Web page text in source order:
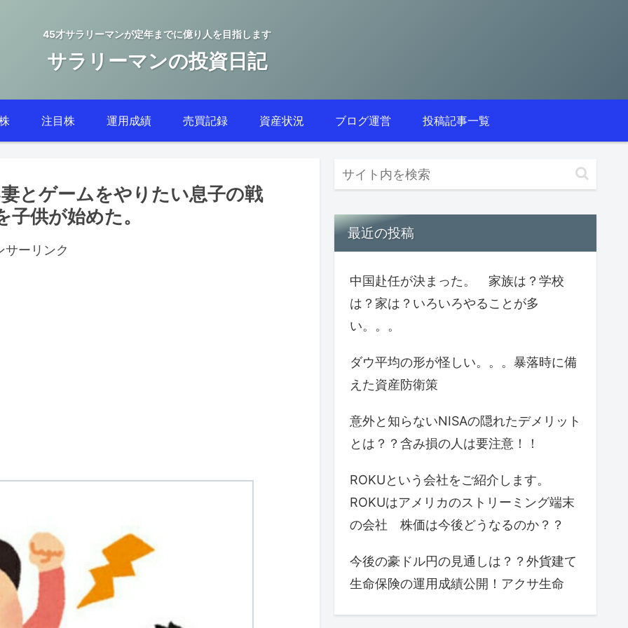
45才サラリーマンが定年までに億り人を目指します
サラリーマンの投資日記
注目株 運用成績 売買記録 資産状況 ブログ運営 投稿記事一覧
とゲームをやりたい息子の戦
供が始めた。
サーリンク
最近の投稿
中国赴任が決まった。 家族は？学校
は？家は？いろいろやることが多
い。。。
ダウ平均の形が怪しい。。。暴落時に備
えた資産防衛策
意外と知らないNISAの隠れたデメリット
とは？？含み損の人は要注意！！
ROKUという会社をご紹介します。
ROKUはアメリカのストリーミング端末
の会社 株価は今後どうなるのか？？
今後の豪ドル円の見通しは？？外貨建て
生命保険の運用成績公開！アクサ生命